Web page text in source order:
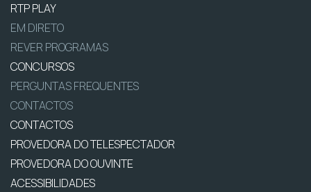
RTP PLAY
EM DIRETO
REVER PROGRAMAS
CONCURSOS
PERGUNTAS FREQUENTES
CONTACTOS
CONTACTOS
PROVEDORA DO TELESPECTADOR
PROVEDORA DO OUVINTE
ACESSIBILIDADES